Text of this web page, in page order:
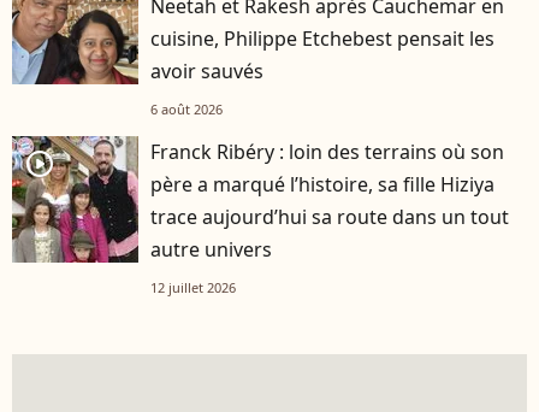
Neetah et Rakesh après Cauchemar en
cuisine, Philippe Etchebest pensait les
avoir sauvés
6 août 2026
player2
Franck Ribéry : loin des terrains où son
père a marqué l’histoire, sa fille Hiziya
trace aujourd’hui sa route dans un tout
autre univers
12 juillet 2026